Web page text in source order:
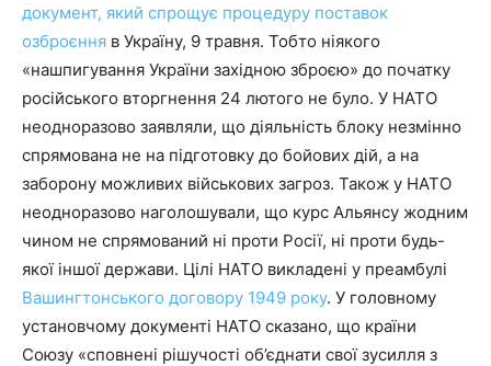
документ, який спрощує процедуру поставок
озброєння в Україну, 9 травня. Тобто ніякого
«нашпигування України західною зброєю» до початку
російського вторгнення 24 лютого не було. У НАТО
неодноразово заявляли, що діяльність блоку незмінно
спрямована не на підготовку до бойових дій, а на
заборону можливих військових загроз. Також у НАТО
неодноразово наголошували, що курс Альянсу жодним
чином не спрямований ні проти Росії, ні проти будь-
якої іншої держави. Цілі НАТО викладені у преамбулі
Вашингтонського договору 1949 року. У головному
установчому документі НАТО сказано, що країни
Союзу «сповнені рішучості об’єднати свої зусилля з